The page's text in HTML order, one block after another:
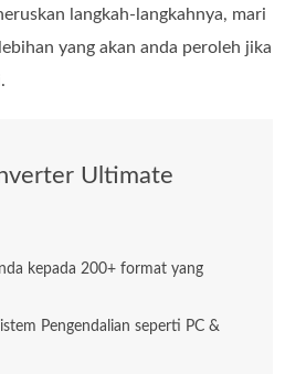
langkah-langkahnya, mari
yang akan anda peroleh jika
Ultimate
kepada 200+ format yang
Pengendalian seperti PC &